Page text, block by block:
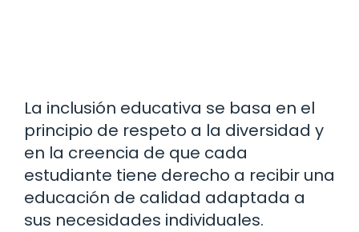
La inclusión educativa se basa en el
principio de respeto a la diversidad y
en la creencia de que cada
estudiante tiene derecho a recibir una
educación de calidad adaptada a
sus necesidades individuales.